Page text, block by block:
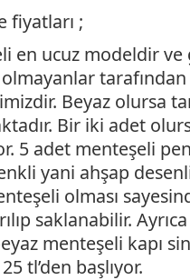
fiyatları ;
en ucuz modeldir
Beyaz olursa
Bir iki adet
5 adet menteşeli
yani ahşap
olması
saklanabilir.
menteşeli kapı
tl’den başlıyor.